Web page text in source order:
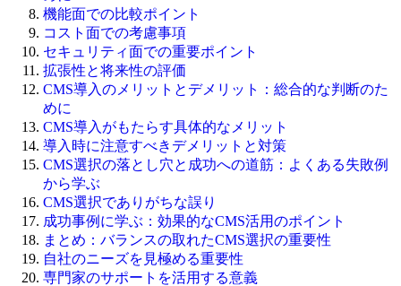
機能面での比較ポイント
コスト面での考慮事項
セキュリティ面での重要ポイント
拡張性と将来性の評価
CMS導入のメリットとデメリット：総合的な判断のた
めに
CMS導入がもたらす具体的なメリット
導入時に注意すべきデメリットと対策
CMS選択の落とし穴と成功への道筋：よくある失敗例
から学ぶ
CMS選択でありがちな誤り
成功事例に学ぶ：効果的なCMS活用のポイント
まとめ：バランスの取れたCMS選択の重要性
自社のニーズを見極める重要性
専門家のサポートを活用する意義